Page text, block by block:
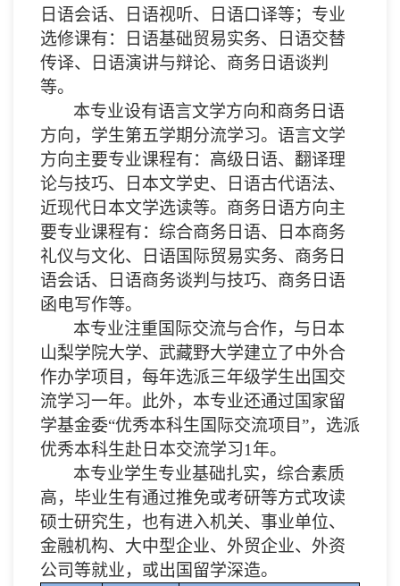
日语会话、日语视听、日语口译等；专业
选修课有：日语基础贸易实务、日语交替
传译、日语演讲与辩论、商务日语谈判
等。
本专业设有语言文学方向和商务日语
方向，学生第五学期分流学习。语言文学
方向主要专业课程有：高级日语、翻译理
论与技巧、日本文学史、日语古代语法、
近现代日本文学选读等。商务日语方向主
要专业课程有：综合商务日语、日本商务
礼仪与文化、日语国际贸易实务、商务日
语会话、日语商务谈判与技巧、商务日语
函电写作等。
本专业注重国际交流与合作，与日本
山梨学院大学、武藏野大学建立了中外合
作办学项目，每年选派三年级学生出国交
流学习一年。此外，本专业还通过国家留
学基金委“优秀本科生国际交流项目”，选派
优秀本科生赴日本交流学习1 年。
本专业学生专业基础扎实，综合素质
高，毕业生有通过推免或考研等方式攻读
硕士研究生，也有进入机关、事业单位、
金融机构、大中型企业、外贸企业、外资
公司等就业，或出国留学深造。